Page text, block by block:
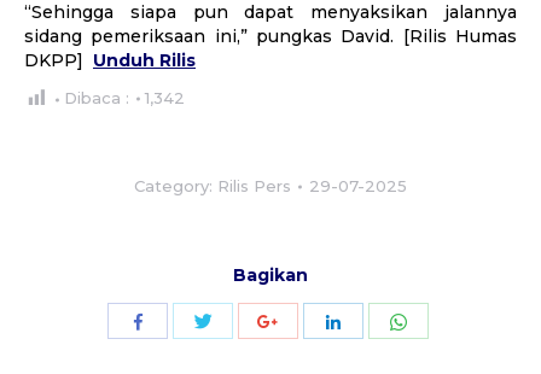
“Sehingga siapa pun dapat menyaksikan jalannya
sidang pemeriksaan ini,” pungkas David. [Rilis Humas
DKPP] Unduh Rilis
Dibaca : 1,342
Category: Rilis Pers 29-07-2025
Bagikan
Share
Share